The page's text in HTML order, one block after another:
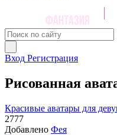
Вход Регистрация
Рисованная
Красивые аватары для
2777
Добавлено Фея